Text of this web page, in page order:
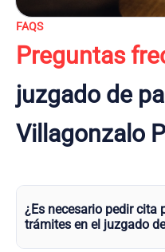
FAQS
Preguntas
juzgado de
Villagonzalo
¿Es necesario pedir cita
trámites en el juzgado